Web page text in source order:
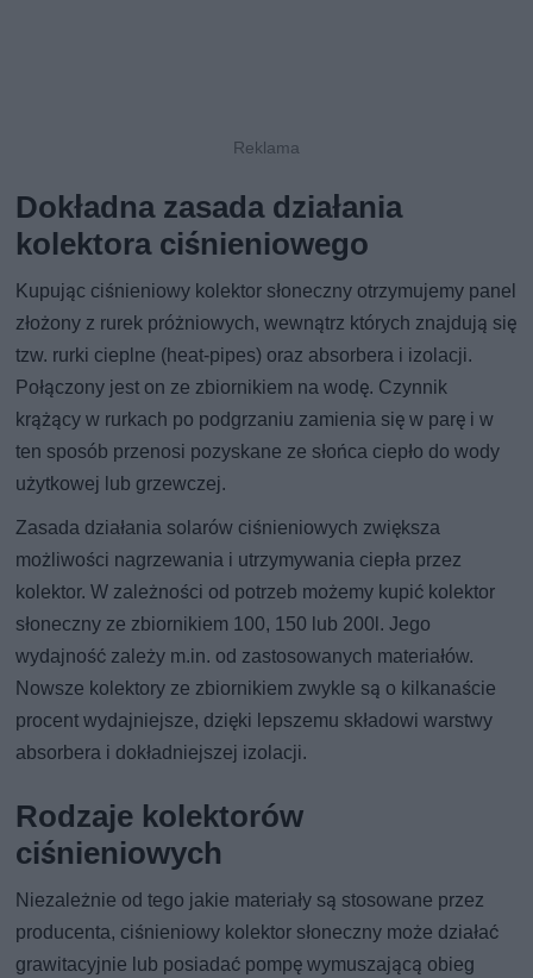
Dokładna zasada działania
kolektora ciśnieniowego
Kupując ciśnieniowy kolektor słoneczny otrzymujemy panel
złożony z rurek próżniowych, wewnątrz których znajdują się
tzw. rurki cieplne (heat-pipes) oraz absorbera i izolacji.
Połączony jest on ze zbiornikiem na wodę. Czynnik
krążący w rurkach po podgrzaniu zamienia się w parę i w
ten sposób przenosi pozyskane ze słońca ciepło do wody
użytkowej lub grzewczej.
Zasada działania solarów ciśnieniowych zwiększa
możliwości nagrzewania i utrzymywania ciepła przez
kolektor. W zależności od potrzeb możemy kupić kolektor
słoneczny ze zbiornikiem 100, 150 lub 200l. Jego
wydajność zależy m.in. od zastosowanych materiałów.
Nowsze kolektory ze zbiornikiem zwykle są o kilkanaście
procent wydajniejsze, dzięki lepszemu składowi warstwy
absorbera i dokładniejszej izolacji.
Rodzaje kolektorów
ciśnieniowych
Niezależnie od tego jakie materiały są stosowane przez
producenta, ciśnieniowy kolektor słoneczny może działać
grawitacyjnie lub posiadać pompę wymuszającą obieg